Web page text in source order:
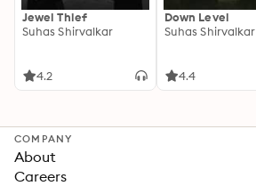
Jewel Thief
Suhas Shirvalkar
4.2
Down Level
Suhas Shirvalkar
4.4
COMPANY
About
Careers